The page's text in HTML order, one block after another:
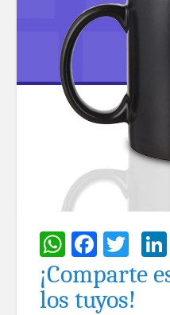
¡Comparte
los tuyos!